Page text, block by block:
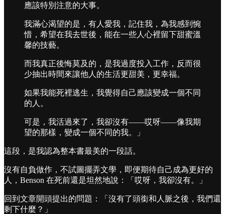
應該特別注意的大事。
我滿心渴望的是，有人愛我，記住我，為我感到惋
惜，希望在我去世後，能在一些人心裡留下甜蜜溫
馨的技藝。
而我真正後悔莫及的，是我過度投入工作，反而很
少抽出時間來讓他人的生活更甜美，更幸福。
如果我能死裡逃生，我覺得自己應該變成一個不同
的人。
可是，我活過來了，我卻沒有——哎呀——像我期
望的那樣，變成一個不同的我。」
這段，是我認為整本書最美的一段話。
沒有自負做作，不試圖擺弄文學，即便期待自己成為更好的
人，Benson 在死前還是坦然地說：「哎呀，我卻沒有。」
回到文章開頭提出的問題：「沒有了頭銜和人脈之後，我們還
剩下什麼？」